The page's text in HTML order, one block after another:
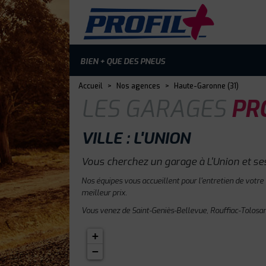
BIEN + QUE DES PNEUS
Accueil > Nos agences > Haute-Garonne (31)
LES GARAGES
VILLE : L'UNION
Vous cherchez un garage à L'Union et
Nos équipes vous accueillent pour l'entretien de
meilleur prix.
Vous venez de Saint-Geniès-Bellevue, Rouffiac-
+
−